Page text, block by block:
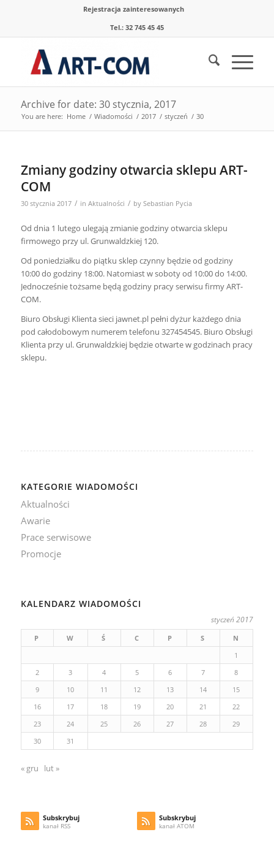
Rejestracja zainteresowanych
Tel.: 32 745 45 45
Archive for date: 30 stycznia, 2017
You are here: Home / Wiadomości / 2017 / styczeń / 30
Zmiany godziny otwarcia sklepu ART-
COM
30 stycznia 2017 / in Aktualności / by Sebastian Pycia
Od dnia 1 lutego ulegają zmianie godziny otwarcia sklepu
firmowego przy ul. Grunwaldzkiej 120.
Od poniedziałku do piątku sklep czynny będzie od godziny
10:00 do godziny 18:00. Natomiast w soboty od 10:00 do 14:00.
Jednocześnie tożsame będą godziny pracy serwisu firmy ART-
COM.
Biuro Obsługi Klienta sieci jawnet.pl pełni dyżur każdego dnia
pod całodobowym numerem telefonu 327454545. Biuro Obsługi
Klienta przy ul. Grunwaldzkiej będzie otwarte w godzinach pracy
sklepu.
KATEGORIE WIADOMOŚCI
Aktualności
Awarie
Prace serwisowe
Promocje
KALENDARZ WIADOMOŚCI
styczeń 2017
P W Ś C P S
N
1
2
3 4 5 6 7
8
9
10 11 12 13 14
15
16
17 18 19 20 21
22
23
24 25 26 27 28
29
30
31
« gru lut »
Subskrybuj
kanał RSS
Subskrybuj
kanał ATOM